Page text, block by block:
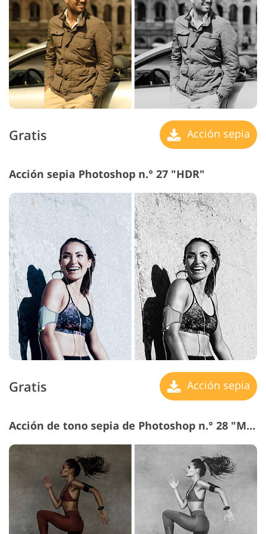
Gratis Acción sepia
Acción sepia Photoshop n.° 27 "HDR"
Gratis Acción sepia
Acción de tono sepia de Photoshop n.° 28 "Matte Effect"